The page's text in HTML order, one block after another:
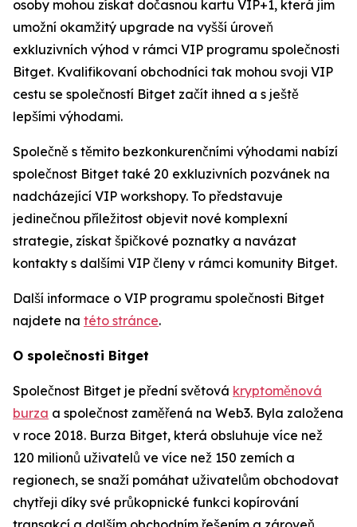
osoby mohou získat dočasnou kartu VIP+1, která jim
umožní okamžitý upgrade na vyšší úroveň
exkluzivních výhod v rámci VIP programu společnosti
Bitget. Kvalifikovaní obchodníci tak mohou svoji VIP
cestu se společností Bitget začít ihned a s ještě
lepšími výhodami.
Společně s těmito bezkonkurenčními výhodami nabízí
společnost Bitget také 20 exkluzivních pozvánek na
nadcházející VIP workshopy. To představuje
jedinečnou příležitost objevit nové komplexní
strategie, získat špičkové poznatky a navázat
kontakty s dalšími VIP členy v rámci komunity Bitget.
Další informace o VIP programu společnosti Bitget
najdete na této stránce.
O společnosti Bitget
Společnost Bitget je přední světová kryptoměnová
burza a společnost zaměřená na Web3. Byla založena
v roce 2018. Burza Bitget, která obsluhuje více než
120 milionů uživatelů ve více než 150 zemích a
regionech, se snaží pomáhat uživatelům obchodovat
chytřeji díky své průkopnické funkci kopírování